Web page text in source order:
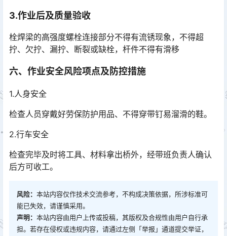
3.作业后及质量验收
栓焊梁的高强度螺栓连接部分不得有流锈现象，不得超
拧、欠拧、漏拧、断裂或缺栓，杆件不得有滑移
六、作业安全风险项点及防控措施
1.人身安全
检查人员穿戴好劳保防护用品、不得穿带钉易溜滑的鞋。
2.行车安全
检查完毕及时将工具、材料拿出桥外，经带班负责人确认
后方可收工。
风险： 本站内容仅作技术交流参考，不构成决策依据，所涉标准可
能已失效，请谨慎采用。
声明： 本站内容由用户上传或投稿，其版权及合规性由用户自行承
担。若存在侵权或违规内容，请通过左侧「举报」通道提交举证，